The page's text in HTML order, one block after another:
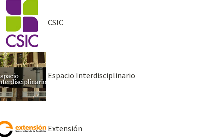
CSIC
Espacio Interdisciplinario
Extensión